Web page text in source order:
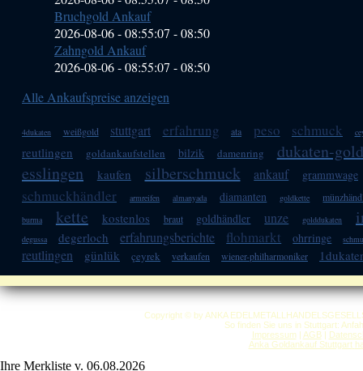
Bruchgold Ankauf
2026-08-06 - 08:55:07 -08:50
Zahngold Ankauf
2026-08-06 - 08:55:07 -08:50
Alle Ankaufspreise anzeigen
4dukaten weißgold stuttgart erfahrung ata peso schmuck
reutlingen goldankaufstellen bilzik damenring
dukaten-
esslingen
kaufen silberschmuck ankauf grammwage
schmuckhändler armreifen almanyada diamanten goldkette
burma kette kostenlos braut goldhändler unze golddukaten
degussa degerloch erfahrungsberichte flohmarkt ohrringe
reutlingen günlük çeyrek verkaufen wiener-philharmoniker
Copyright © by ANKA
So finden Sie uns in Stuttgart:
Impressum| AGB|
Anka Goldankauf Stuttgart
Ihre Merkliste v. 06.08.2026